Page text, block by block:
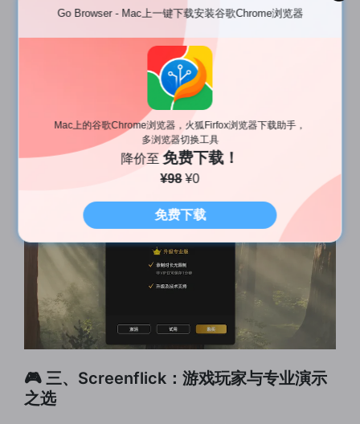
Go Browser - Mac上一键下载安装谷歌Chrome浏览器
Mac上的谷歌Chrome浏览器，火狐Firfox浏览器下载助手，
多浏览器切换工具
降价至免费下载！
¥98 ¥0
免费下载
画质与帧率：最高 1080p@30fps
：免费版本录制仅可保存1分钟，专业版
🎮 三、Screenflick：游戏玩家与专业演示
之选